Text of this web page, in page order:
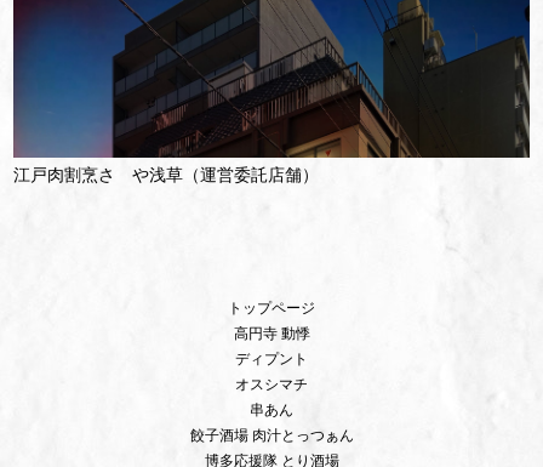
江戸肉割烹さゝや浅草（運営委託店舗）
トップページ
高円寺 動悸
ディプント
オスシマチ
串あん
餃子酒場 肉汁とっつぁん
博多応援隊 とり酒場